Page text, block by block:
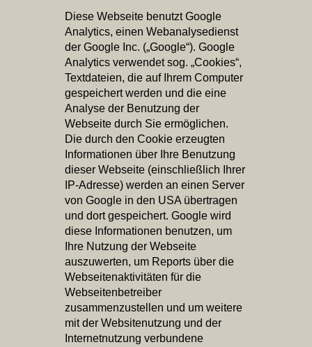
Diese Webseite benutzt Google
Analytics, einen Webanalysedienst
der Google Inc. („Google“). Google
Analytics verwendet sog. „Cookies“,
Textdateien, die auf Ihrem Computer
gespeichert werden und die eine
Analyse der Benutzung der
Webseite durch Sie ermöglichen.
Die durch den Cookie erzeugten
Informationen über Ihre Benutzung
dieser Webseite (einschließlich Ihrer
IP-Adresse) werden an einen Server
von Google in den USA übertragen
und dort gespeichert. Google wird
diese Informationen benutzen, um
Ihre Nutzung der Webseite
auszuwerten, um Reports über die
Webseitenaktivitäten für die
Webseitenbetreiber
zusammenzustellen und um weitere
mit der Websitenutzung und der
Internetnutzung verbundene